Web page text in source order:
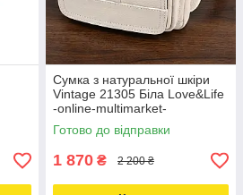
Сумка з натуральної шкіри
Vintage 21305 Біла Love&Life
-online-multimarket-
Готово до відправки
1 870 ₴ 2 200 ₴